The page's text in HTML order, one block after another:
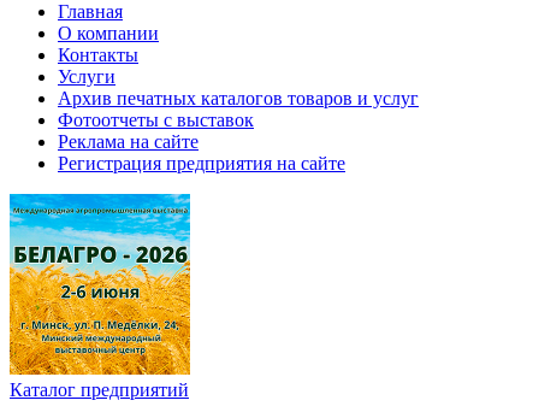
Главная
О компании
Контакты
Услуги
Архив печатных каталогов товаров и услуг
Фотоотчеты с выставок
Реклама на сайте
Регистрация предприятия на сайте
Каталог предприятий